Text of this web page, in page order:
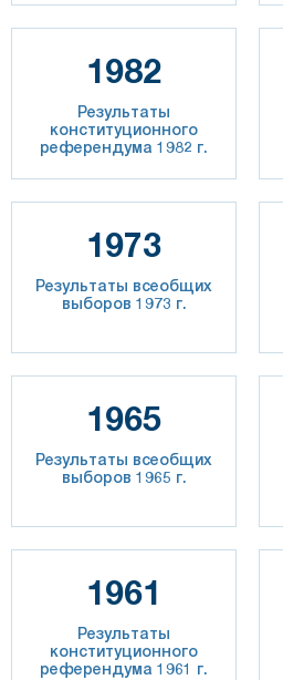
1982
Результаты
конституционного
референдума 1982 г.
1973
Результаты всеобщих
выборов 1973 г.
1965
Результаты всеобщих
выборов 1965 г.
1961
Результаты
конституционного
референдума 1961 г.